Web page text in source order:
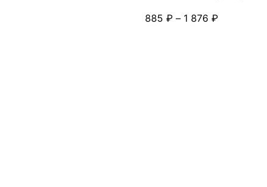
885₽ – 1 876₽Диапазон